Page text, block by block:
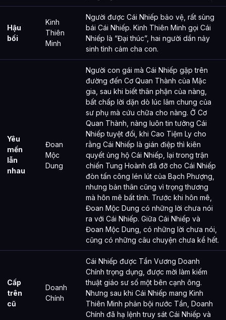
Hậu
bối
Kinh
Thiên
Minh
Người được Cái Nhiếp bảo vệ, rất sùng
bái Cái Nhiếp. Kinh Thiên Minh gọi Cái
Nhiếp là “Đại thúc”, hai người dần nảy
sinh tình cảm cha con.
Yêu
mến
lẫn
nhau
Đoan
Mộc
Dung
Người con gái mà Cái Nhiếp gặp trên
đường đến Cơ Quan Thành của Mặc
gia, sau khi biết thân phận của nàng,
bất chấp lời dặn dò lúc lâm chung của
sư phụ mà cứu chữa cho nàng. Ở Cơ
Quan Thành, nàng luôn tin tưởng Cái
Nhiếp tuyệt đối, khi Cao Tiệm Ly cho
rằng Cái Nhiếp là gián điệp thì kiên
quyết ủng hộ Cái Nhiếp, lại trong trận
chiến Tung Hoành đã đỡ cho Cái Nhiếp
đòn tấn công lén lút của Bạch Phượng,
nhưng bản thân cũng vì trọng thương
mà hôn mê bất tỉnh. Trước khi hôn mê,
Đoan Mộc Dung có những lời chưa nói
ra với Cái Nhiếp. Giữa Cái Nhiếp và
Đoan Mộc Dung, có những lời chưa nói,
cũng có những câu chuyện chưa kể hết.
Cấp
trên
cũ
Doanh
Chính
Cái Nhiếp được Tần Vương Doanh
Chính trọng dụng, được mời làm kiếm
thuật giáo sư số một bên cạnh ông.
Nhưng sau khi Cái Nhiếp mang Kinh
Thiên Minh phản bội nước Tần, Doanh
Chính đã hạ lệnh truy sát Cái Nhiếp và